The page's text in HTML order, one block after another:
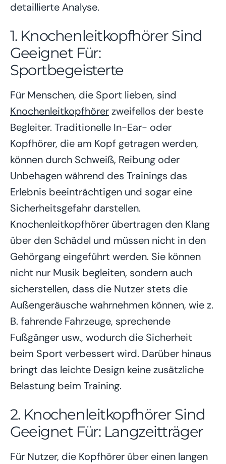
detaillierte Analyse.
1. Knochenleitkopfhörer Sind
Geeignet Für:
Sportbegeisterte
Für Menschen, die Sport lieben, sind
Knochenleitkopfhörerzweifellos der beste
Begleiter. Traditionelle In-Ear- oder
Kopfhörer, die am Kopf getragen werden,
können durch Schweiß, Reibung oder
Unbehagen während des Trainings das
Erlebnis beeinträchtigen und sogar eine
Sicherheitsgefahr darstellen.
Knochenleitkopfhörer übertragen den Klang
über den Schädel und müssen nicht in den
Gehörgang eingeführt werden. Sie können
nicht nur Musik begleiten, sondern auch
sicherstellen, dass die Nutzer stets die
Außengeräusche wahrnehmen können, wie z.
B. fahrende Fahrzeuge, sprechende
Fußgänger usw., wodurch die Sicherheit
beim Sport verbessert wird. Darüber hinaus
bringt das leichte Design keine zusätzliche
Belastung beim Training.
2. Knochenleitkopfhörer Sind
Geeignet Für: Langzeitträger
Für Nutzer, die Kopfhörer über einen langen